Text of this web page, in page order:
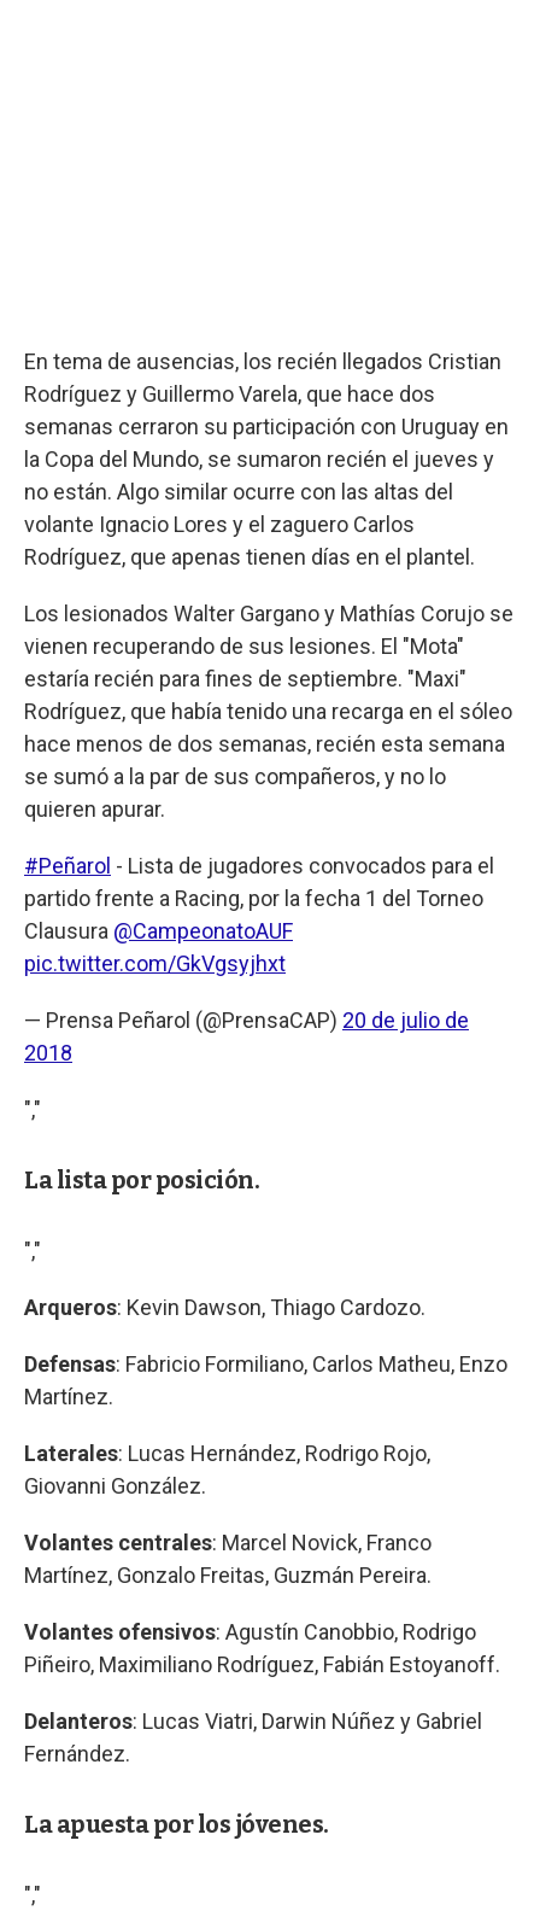
En tema de ausencias, los recién llegados Cristian
Rodríguez y Guillermo Varela, que hace dos
semanas cerraron su participación con Uruguay en
la Copa del Mundo, se sumaron recién el jueves y
no están. Algo similar ocurre con las altas del
volante Ignacio Lores y el zaguero Carlos
Rodríguez, que apenas tienen días en el plantel.
Los lesionados Walter Gargano y Mathías Corujo se
vienen recuperando de sus lesiones. El "Mota"
estaría recién para fines de septiembre. "Maxi"
Rodríguez, que había tenido una recarga en el sóleo
hace menos de dos semanas, recién esta semana
se sumó a la par de sus compañeros, y no lo
quieren apurar.
#Peñarol - Lista de jugadores convocados para el
partido frente a Racing, por la fecha 1 del Torneo
Clausura @CampeonatoAUF
pic.twitter.com/GkVgsyjhxt
— Prensa Peñarol (@PrensaCAP) 20 de julio de
2018
","
La lista por posición.
","
Arqueros: Kevin Dawson, Thiago Cardozo.
Defensas: Fabricio Formiliano, Carlos Matheu, Enzo
Martínez.
Laterales: Lucas Hernández, Rodrigo Rojo,
Giovanni González.
Volantes centrales: Marcel Novick, Franco
Martínez, Gonzalo Freitas, Guzmán Pereira.
Volantes ofensivos: Agustín Canobbio, Rodrigo
Piñeiro, Maximiliano Rodríguez, Fabián Estoyanoff.
Delanteros: Lucas Viatri, Darwin Núñez y Gabriel
Fernández.
La apuesta por los jóvenes.
","